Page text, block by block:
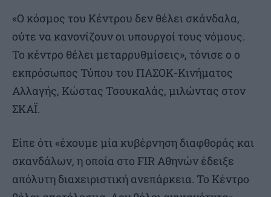
«Ο κόσμος του Κέντρου δεν θέλει σκάνδαλα,
ούτε να κανονίζουν οι υπουργοί τους νόμους.
Το κέντρο θέλει μεταρρυθμίσεις», τόνισε ο ο
εκπρόσωπος Τύπου του ΠΑΣΟΚ-Κινήματος
Αλλαγής, Κώστας Τσουκαλάς, μιλώντας στον
ΣΚΑΪ.
Είπε ότι «έχουμε μία κυβέρνηση διαφθοράς και
σκανδάλων, η οποία στο FIR Αθηνών έδειξε
απόλυτη διαχειριστική ανεπάρκεια. Το Κέντρο